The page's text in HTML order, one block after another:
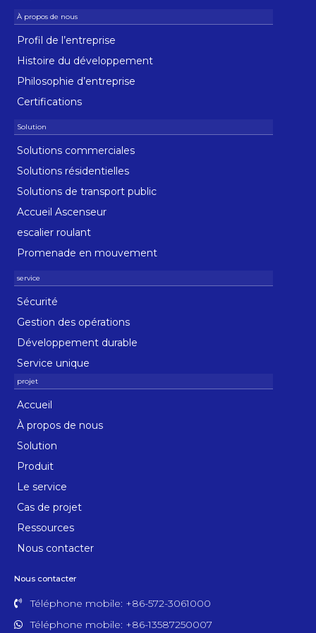
Profil de l’entreprise
Histoire du développement
Philosophie d’entreprise
Certifications
Solutions commerciales
Solutions résidentielles
Solutions de transport public
Accueil Ascenseur
escalier roulant
Promenade en mouvement
Sécurité
Gestion des opérations
Développement durable
Service unique
Accueil
À propos de nous
Solution
Produit
Le service
Cas de projet
Ressources
Nous contacter
Nous contacter
Téléphone mobile: +86-572-3061000
Téléphone mobile: +86-13587250007